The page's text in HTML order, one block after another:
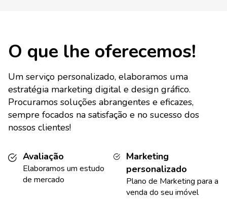
O que lhe oferecemos!
Um serviço personalizado, elaboramos uma
estratégia marketing digital e design gráfico.
Procuramos soluções abrangentes e eficazes,
sempre focados na satisfação e no sucesso dos
nossos clientes!
Avaliação
Elaboramos um estudo
de mercado
Marketing
personalizado
Plano de Marketing para a
venda do seu imóvel